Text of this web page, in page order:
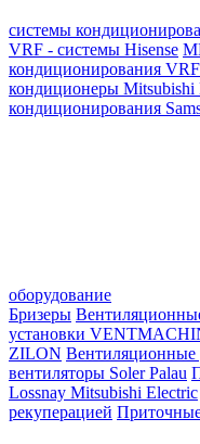
системы
VRF - системы Hisense
кондиционирования
кондиционеры Mitsubishi
кондиционирования
оборудование
Бризеры
установки
ZILON
вентиляторы Soler Palau
Lossnay Mitsubishi Electric
рекуперацией